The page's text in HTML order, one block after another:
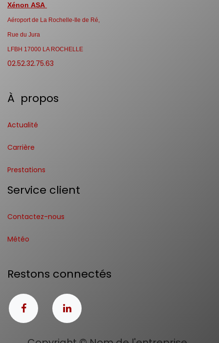
Xénon ASA
Aéroport de La Rochelle-Ile de Ré,
Rue du Jura
LFBH 17000 LA ROCHELLE
02.52.32.75.63
À propos
Actualité
Carrière
Prestations
Service client
Contactez-nous
Météo
Restons connectés